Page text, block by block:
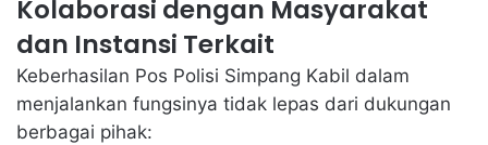
Kolaborasi dengan Masyarakat
dan Instansi Terkait
Keberhasilan Pos Polisi Simpang Kabil dalam
menjalankan fungsinya tidak lepas dari dukungan
berbagai pihak: